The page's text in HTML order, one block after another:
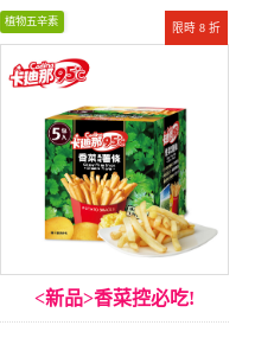
限時 8 折
植物五辛素
<新品>香菜控必吃!